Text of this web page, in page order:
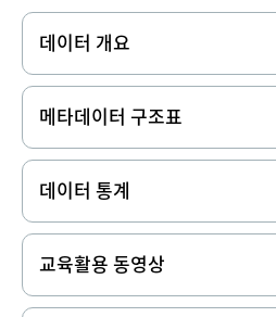
데이터 개요
메타데이터 구조표
데이터 통계
교육활용 동영상